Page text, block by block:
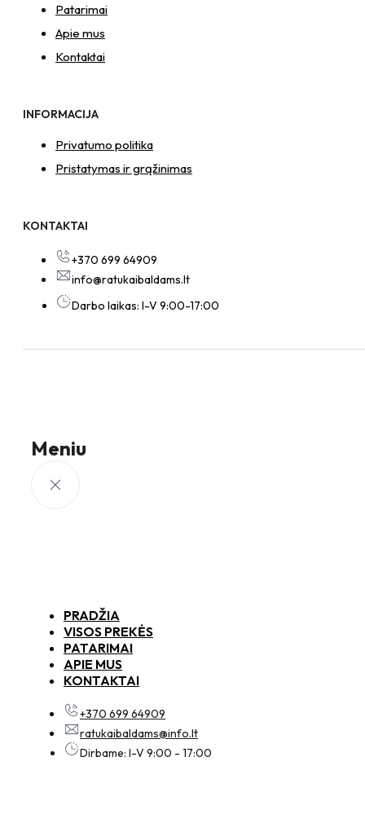
Patarimai
Apie mus
Kontaktai
INFORMACIJA
Privatumo politika
Pristatymas ir grąžinimas
KONTAKTAI
+370 699 64909
info@ratukaibaldams.lt
Darbo laikas: I-V 9:00-17:00
Meniu
PRADŽIA
VISOS PREKĖS
PATARIMAI
APIE MUS
KONTAKTAI
+370 699 64909
ratukaibaldams@info.lt
Dirbame: I-V 9:00 - 17:00